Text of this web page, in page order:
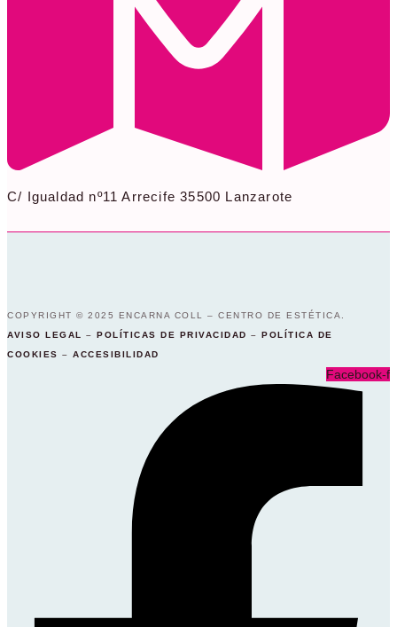
C/ Igualdad nº11 Arrecife 35500 Lanzarote
COPYRIGHT © 2025 ENCARNA COLL – CENTRO DE ESTÉTICA.
AVISO LEGAL – POLÍTICAS DE PRIVACIDAD – POLÍTICA DE
COOKIES – ACCESIBILIDAD
Facebook-f